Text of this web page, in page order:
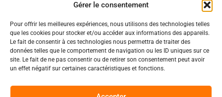
Gérer le consentement
Pour offrir les meilleures expériences, nous utilisons des technologies telles
que les cookies pour stocker et/ou accéder aux informations des appareils.
Le fait de consentir à ces technologies nous permettra de traiter des
données telles que le comportement de navigation ou les ID uniques sur ce
site. Le fait de ne pas consentir ou de retirer son consentement peut avoir
un effet négatif sur certaines caractéristiques et fonctions.
Nos pages
Nos évènements
Nous contacter
Politiques
Politique de confidentialité
Nos conditions de vente et livraison
Code de conduite